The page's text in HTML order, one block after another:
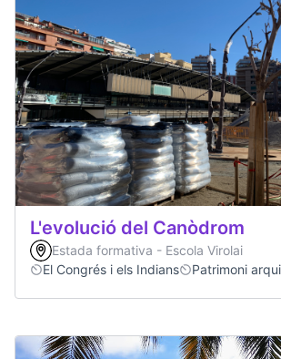
L'evolució del Canòdrom
Estada formativa - Escola Virolai
El Congrés i els Indians
Patrimoni